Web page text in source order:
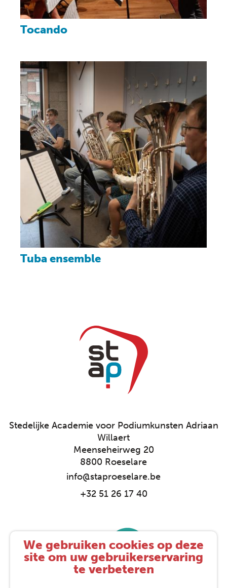
We gebruiken cookies op deze
site om uw gebruikerservaring
te verbeteren
Tocando
Tuba ensemble
Stedelijke Academie voor Podiumkunsten Adriaan
Willaert
Meenseheirweg 20
8800 Roeselare
info@staproeselare.be
+32 51 26 17 40